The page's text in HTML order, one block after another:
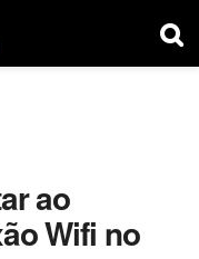
ao
Wifi no